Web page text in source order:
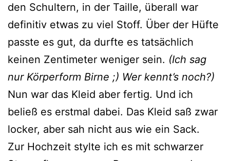
den Schultern, in der Taille, überall war
definitiv etwas zu viel Stoff. Über der Hüfte
passte es gut, da durfte es tatsächlich
keinen Zentimeter weniger sein. (Ich sag
nur Körperform Birne ;) Wer kennt’s noch?)
Nun war das Kleid aber fertig. Und ich
beließ es erstmal dabei. Das Kleid saß zwar
locker, aber sah nicht aus wie ein Sack.
Zur Hochzeit stylte ich es mit schwarzer